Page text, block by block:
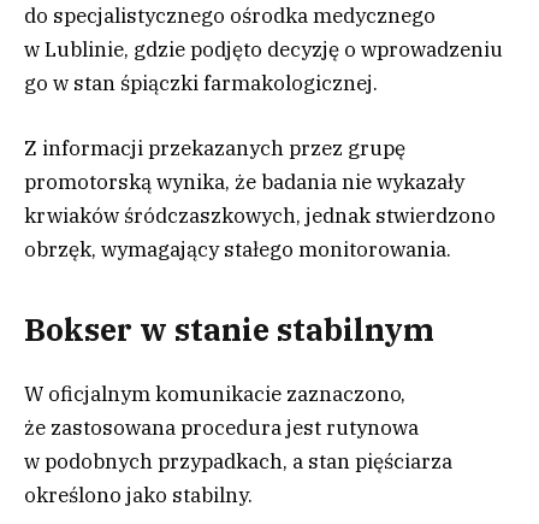
do specjalistycznego ośrodka medycznego
w Lublinie, gdzie podjęto decyzję o wprowadzeniu
go w stan śpiączki farmakologicznej.
Z informacji przekazanych przez grupę
promotorską wynika, że badania nie wykazały
krwiaków śródczaszkowych, jednak stwierdzono
obrzęk, wymagający stałego monitorowania.
Bokser w stanie stabilnym
W oficjalnym komunikacie zaznaczono,
że zastosowana procedura jest rutynowa
w podobnych przypadkach, a stan pięściarza
określono jako stabilny.